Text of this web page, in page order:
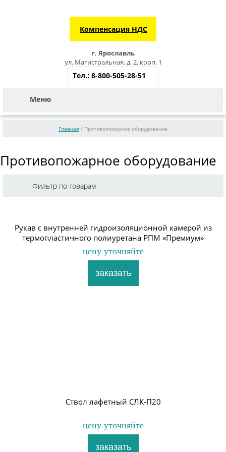
Компенсация НДС
г. Ярославль
ул. Магистральная, д. 2, корп. 1
Тел.: 8-800-505-28-51
+7 (4852) 28-28-08
+7 (920) 141-44-89
Меню
Главная / Противопожарное оборудование
Противопожарное оборудование
Фильтр по товарам
Рукав с внутренней гидроизоляционной камерой из
термопластичного полиуретана РПМ «Премиум»
цену уточняйте
Ствол лафетный СЛК-П20
цену уточняйте